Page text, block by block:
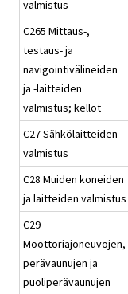
valmistus
C265 Mittaus-,
testaus- ja
navigointivälineiden
ja -laitteiden
valmistus; kellot
C27 Sähkölaitteiden
valmistus
C28 Muiden koneiden
ja laitteiden valmistus
C29
Moottoriajoneuvojen,
perävaunujen ja
puoliperävaunujen